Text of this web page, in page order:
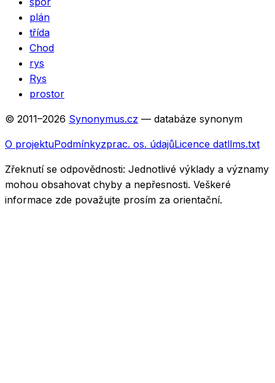
plán
třída
Chod
rys
Rys
prostor
© 2011–2026 Synonymus.cz — databáze synonym
O projektuPodmínkyzprac. os. údajůLicence datllms.txt
Zřeknutí se odpovědnosti: Jednotlivé výklady a významy
mohou obsahovat chyby a nepřesnosti. Veškeré
informace zde považujte prosím za orientační.